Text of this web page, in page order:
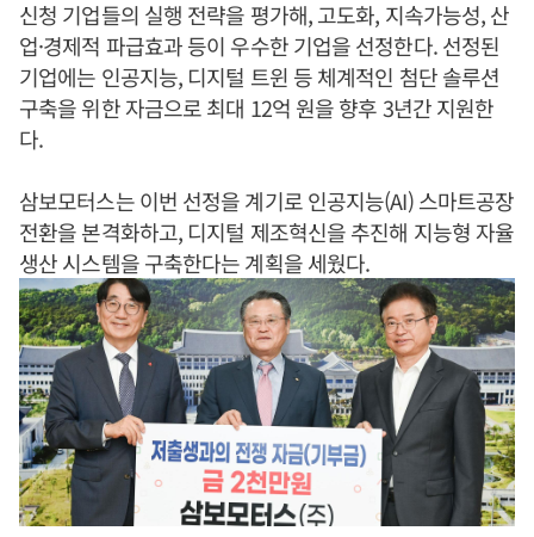
신청 기업들의 실행 전략을 평가해, 고도화, 지속가능성, 산
업·경제적 파급효과 등이 우수한 기업을 선정한다. 선정된
기업에는 인공지능, 디지털 트윈 등 체계적인 첨단 솔루션
구축을 위한 자금으로 최대 12억 원을 향후 3년간 지원한
다.
삼보모터스는 이번 선정을 계기로 인공지능(AI) 스마트공장
전환을 본격화하고, 디지털 제조혁신을 추진해 지능형 자율
생산 시스템을 구축한다는 계획을 세웠다.